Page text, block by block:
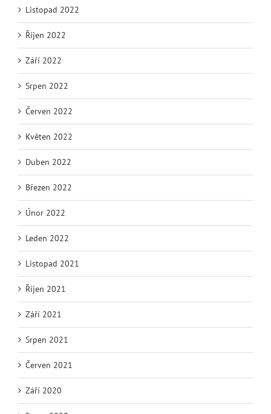
Listopad 2022
Říjen 2022
Září 2022
Srpen 2022
Červen 2022
Květen 2022
Duben 2022
Březen 2022
Únor 2022
Leden 2022
Listopad 2021
Říjen 2021
Září 2021
Srpen 2021
Červen 2021
Září 2020